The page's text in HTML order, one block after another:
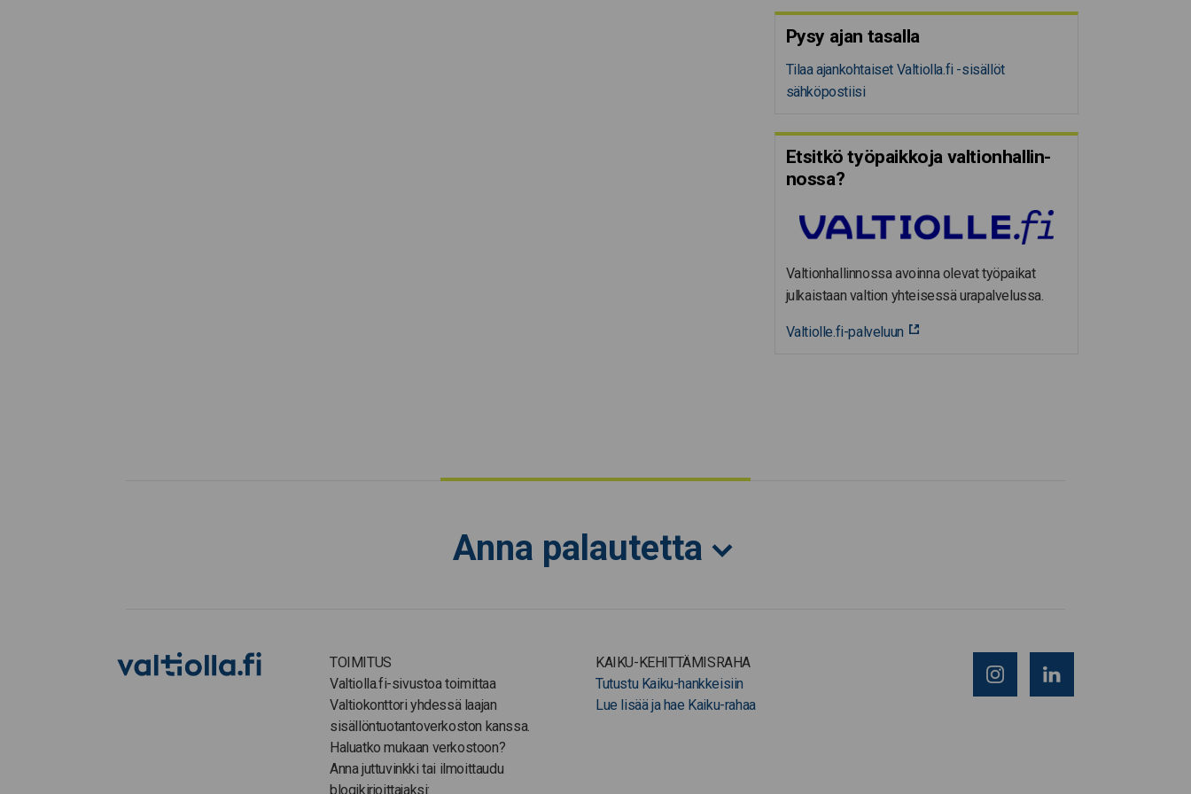
Pysy ajan tasalla
Tilaa ajankohtaiset Valtiolla.fi -sisällöt
sähköpostiisi
Etsitkö työpaikkoja valtion­hal­lin­
nossa?
Valtionhallinnossa avoinna olevat työpaikat
julkaistaan valtion yhteisessä urapalvelussa.
Valtiolle.fi-palveluun
Anna palautetta
TOIMITUS
Valtiolla.fi-sivustoa toimittaa
Valtiokonttori yhdessä laajan
sisällöntuotantoverkoston kanssa.
Haluatko mukaan verkostoon?
Anna juttuvinkki tai ilmoittaudu
blogikirjoittajaksi:
KAIKU-KEHITTÄMISRAHA
Tutustu Kaiku-hankkeisiin
Lue lisää ja hae Kaiku-rahaa